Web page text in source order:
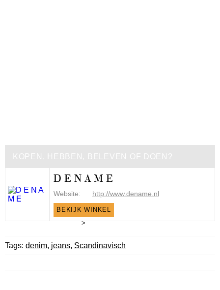
KOPEN, HEBBEN, BELEVEN OF DOEN?
D E N A M E
Website: http://www.dename.nl
BEKIJK WINKEL
>
Tags: denim, jeans, Scandinavisch